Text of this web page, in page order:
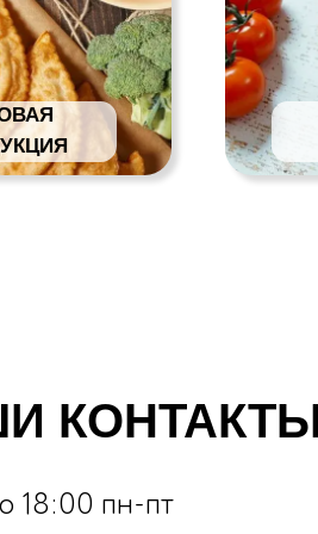
18:00 пн-пт